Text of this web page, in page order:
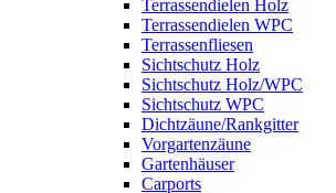
Terrassendielen Holz
Terrassendielen WPC
Terrassenfliesen
Sichtschutz Holz
Sichtschutz Holz/WPC
Sichtschutz WPC
Dichtzäune/Rankgitter
Vorgartenzäune
Gartenhäuser
Carports